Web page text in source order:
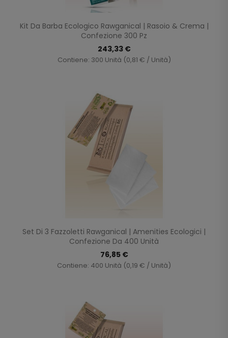
Kit Da Barba Ecologico Rawganical | Rasoio & Crema |
Confezione 300 Pz
243,33 €
Contiene: 300 Unità (0,81 € / Unità)
Set Di 3 Fazzoletti Rawganical | Amenities Ecologici |
Confezione Da 400 Unità
76,85 €
Contiene: 400 Unità (0,19 € / Unità)